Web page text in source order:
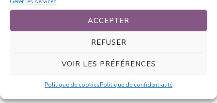
ACCEPTER
REFUSER
VOIR LES PRÉFÉRENCES
Politique de cookiesPolitique de confidentialité
Connectez-vous pour répondre
superbe, pour le poème et le dessin !